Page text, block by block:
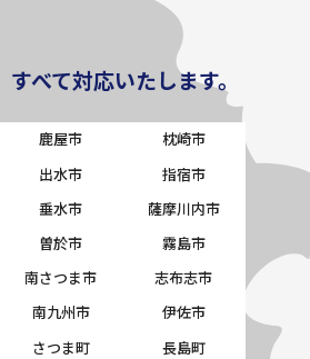
べて対応いたします。
鹿屋市
枕崎市
出水市
指宿市
垂水市
薩摩川内市
曽於市
霧島市
南さつま市
志布志市
南九州市
伊佐市
さつま町
長島町